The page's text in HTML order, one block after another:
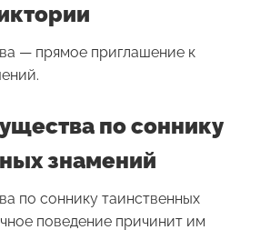
— прямое приглашение к
по соннику
знамений
по соннику таинственных
поведение причинит им